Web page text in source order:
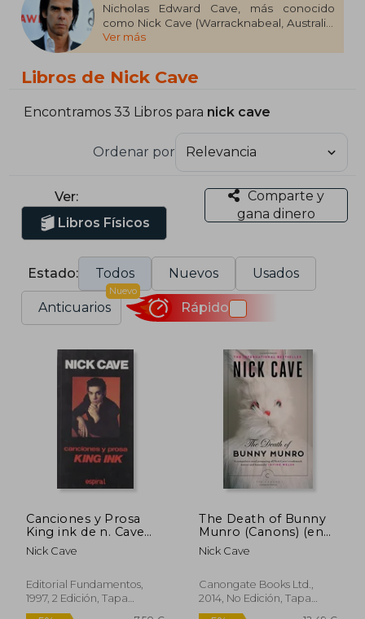
Nicholas Edward Cave, más conocido
como Nick Cave (Warracknabeal, Australia,
1957) es un músico, escritor y actor
australiano, famoso principalmente ser el
Nick Cave and the Bad Seeds. Además de
ha publicado novelas y poemarios. Cave
Ver más
Libros de Nick Cave
Encontramos 33 Libros para nick cave
Ordenar por
Ver:
Libros Físicos
Comparte y
gana dinero
Estado: Todos Nuevos Usados
Anticuarios
Nuevo
Rápido
Canciones y Prosa
King ink de n. Cave
(Espiral
Nick Cave
Editorial Fundamentos,
1997, 2 Edición, Tapa
Blanda, Nuevo
The Death of Bunny
Munro (Canons) (en
Inglés)
Nick Cave
Canongate Books Ltd.,
2014, No Edición, Tapa
Blanda, Nuevo